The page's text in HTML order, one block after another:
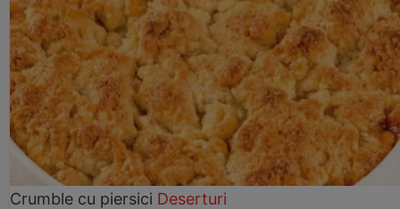
Crumble cu piersici Deserturi